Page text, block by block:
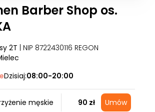
Barber Shop os.
2T | NIP 8722430116 REGON
Dzisiaj:08:00-20:00
męskie 90 zł Umów